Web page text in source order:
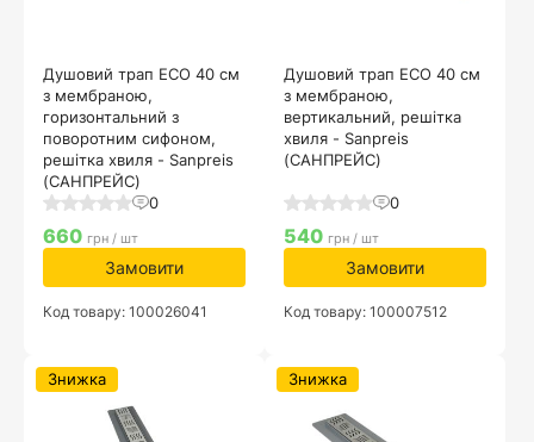
Душовий трап ECO 40 см
з мембраною,
горизонтальний з
поворотним сифоном,
решітка хвиля - Sanpreis
(САНПРЕЙС)
0
660 грн / шт
Замовити
Код товару: 100026041
Душовий трап ECO 40 см
з мембраною,
вертикальний, решітка
хвиля - Sanpreis
(САНПРЕЙС)
0
540 грн / шт
Замовити
Код товару: 100007512
Знижка Знижка